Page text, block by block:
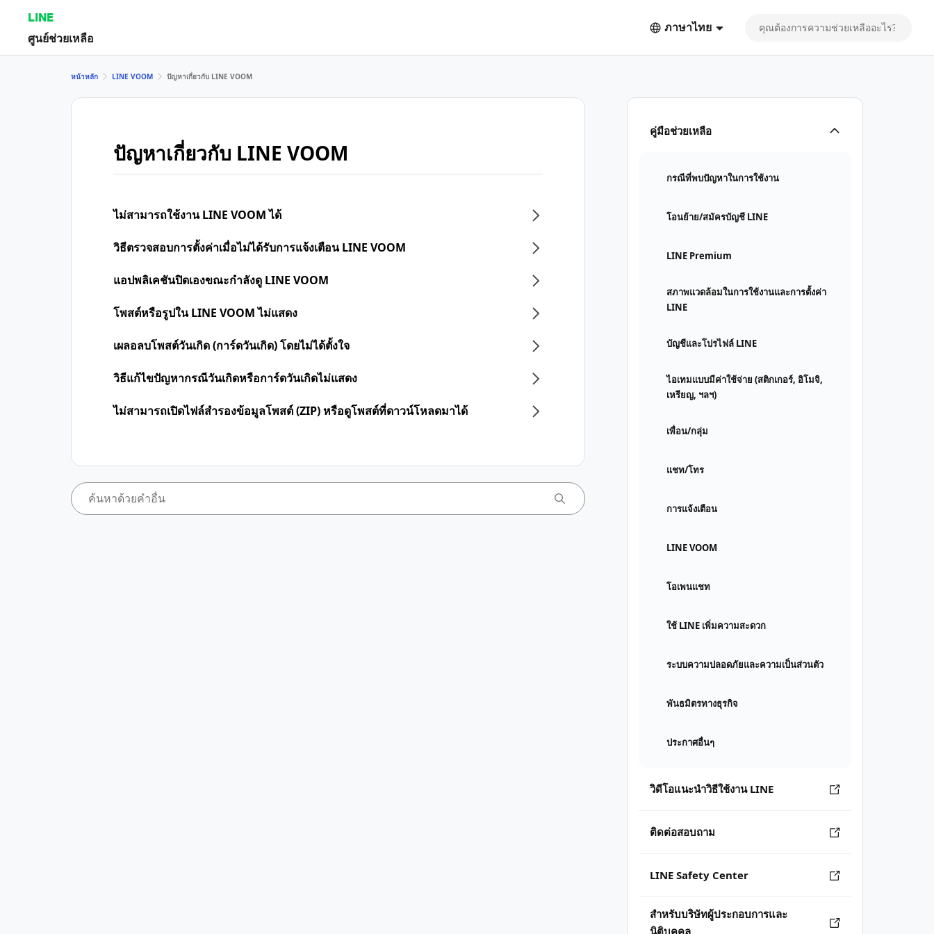
LINE
ศูนย์ช่วยเหลือ
ภาษาไทย
คู่มือช่วยเหลือ
กรณีที่พบปัญหาในการใช้งาน
โอนย้าย/สมัครบัญชี LINE
LINE Premium
สภาพแวดล้อมในการใช้งานและการตั้งค่า
LINE
บัญชีและโปรไฟล์ LINE
ไอเทมแบบมีค่าใช้จ่าย (สติกเกอร์, อิโมจิ,
เหรียญ, ฯลฯ)
เพื่อน/กลุ่ม
แชท/โทร
การแจ้งเตือน
LINE VOOM
โอเพนแชท
ใช้ LINE เพิ่มความสะดวก
ระบบความปลอดภัยและความเป็นส่วนตัว
พันธมิตรทางธุรกิจ
ประกาศอื่นๆ
วิดีโอแนะนำวิธีใช้งาน LINE
ติดต่อสอบถาม
LINE Safety Center
สำหรับบริษัทผู้ประกอบการและ
นิติบุคคล
หน้าหลัก LINE VOOM ปัญหาเกี่ยวกับ LINE VOOM
ปัญหาเกี่ยวกับ LINE VOOM
ไม่สามารถใช้งาน LINE VOOM ได้
วิธีตรวจสอบการตั้งค่าเมื่อไม่ได้รับการแจ้งเตือน LINE VOOM
แอปพลิเคชันปิดเองขณะกำลังดู LINE VOOM
โพสต์หรือรูปใน LINE VOOM ไม่แสดง
เผลอลบโพสต์วันเกิด (การ์ดวันเกิด) โดยไม่ได้ตั้งใจ
วิธีแก้ไขปัญหากรณีวันเกิดหรือการ์ดวันเกิดไม่แสดง
ไม่สามารถเปิดไฟล์สำรองข้อมูลโพสต์ (ZIP) หรือดูโพสต์ที่ดาวน์โหลดมาได้